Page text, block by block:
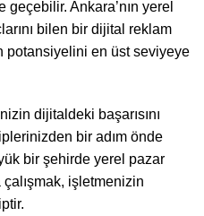
Ankara’nın yerel
bilen bir dijital reklam
potansiyelini en üst seviyeye
dijitaldeki başarısını
bir adım önde
bir şehirde yerel pazar
işletmenizin